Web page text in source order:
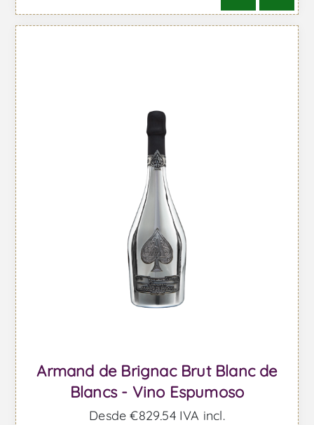
Armand de Brignac Brut Blanc de
Blancs - Vino Espumoso
Desde €829,54 IVA incl.